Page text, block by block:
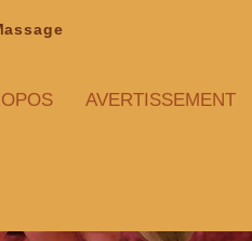
AVERTISSEMENT